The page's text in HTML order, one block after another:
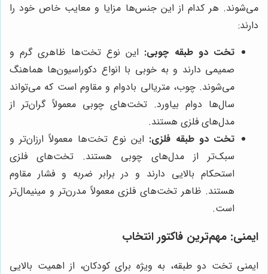
می‌شوند. هر کدام از این جنس‌ها مزایا و معایب خاص خود را
دارند:
تخت دو طبقه چوبی: این نوع تخت‌ها ظاهری گرم و
صمیمی دارند و به خوبی با انواع دکوراسیون‌ها هماهنگ
می‌شوند. چوب، متریالی بادوام و مقاوم است که می‌تواند
سال‌ها دوام بیاورد. تخت‌های چوبی معمولاً گران‌تر از
مدل‌های فلزی هستند.
تخت دو طبقه فلزی: این نوع تخت‌ها معمولاً ارزان‌تر و
سبک‌تر از مدل‌های چوبی هستند. تخت‌های فلزی
استحکام بالایی دارند و در برابر ضربه و فشار مقاوم
هستند. ظاهر تخت‌های فلزی معمولاً مدرن‌تر و مینیمال‌تر
است.
ایمنی: مهم‌ترین فاکتور انتخاب
ایمنی تخت دو طبقه، به ویژه برای کودکان، از اهمیت بالایی